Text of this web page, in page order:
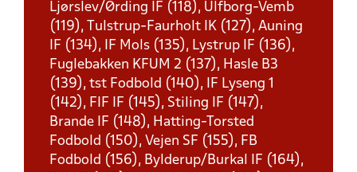
Ljørslev/Ørding IF (118), Ulfborg-Vemb
(119), Tulstrup-Faurholt IK (127), Auning
IF (134), IF Mols (135), Lystrup IF (136),
Fuglebakken KFUM 2 (137), Hasle B3
(139), tst Fodbold (140), IF Lyseng 1
(142), FIF IF (145), Stiling IF (147),
Brande IF (148), Hatting-Torsted
Fodbold (150), Vejen SF (155), FB
Fodbold (156), Bylderup/Burkal IF (164),